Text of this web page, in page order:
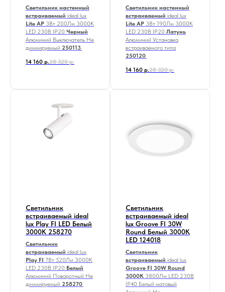
Светильник настенный
встраиваемый ideal lux
Lite AP 3Вт 200Лм 3000К
LED 230В IP20 Черный
Алюминий Выключатель Не
диммируемый 250113.
14 160 р.28 320 р.
Светильник настенный
встраиваемый ideal lux
Lite AP 3Вт 190Лм 3000К
LED 230В IP20 Латунь
Алюминий Установка
встраиваемого типа
250120.
14 160 р.28 320 р.
Светильник
встраиваемый ideal
lux Play FI LED Белый
3000К 258270
Светильник
встраиваемый ideal lux
Play FI 7Вт 520Лм З000К
LED 230В IP20 Белый
Алюминий Поворотный Не
диммируемый 258270.
Светильник
встраиваемый ideal
lux Groove FI 30W
Round Белый 3000K
LED 124018
Светильник
встраиваемый ideal lux
Groove FI 30W Round
3000K 3800Лм LED 230В
IP40 Белый матовый